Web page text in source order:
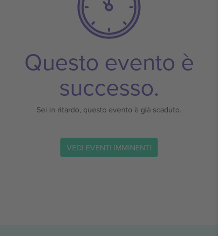
Questo evento è
successo.
Sei in ritardo, questo evento è già scaduto.
VEDI EVENTI IMMINENTI